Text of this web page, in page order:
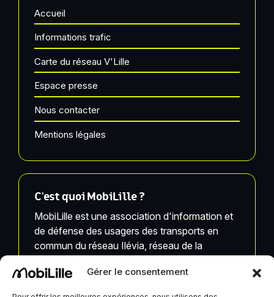
Gérer le consentement
Accueil
Informations trafic
Carte du réseau V'Lille
Espace presse
Nous contacter
Mentions légales
C'est quoi MobiLille ?
MobiLille est une association d'information et
de défense des usagers des transports en
commun du réseau Ilévia, réseau de la